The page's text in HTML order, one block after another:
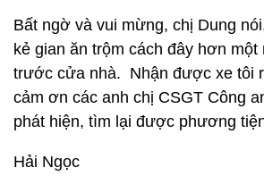
Bất ngờ và vui mừng, chị Dung
kẻ gian ăn trộm cách đây hơn một
trước cửa nhà. Nhận được xe tôi
cảm ơn các anh chị CSGT Công
phát hiện, tìm lại được phương
Hải Ngọc